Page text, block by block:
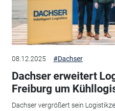
08.12.2025 #Dachser
Dachser erweitert
Freiburg um
Dachser vergrößert sein